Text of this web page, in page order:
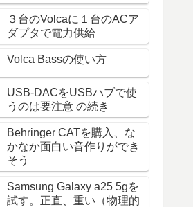
３台のVolcaに１台のACア
ダプタで電力供給
Volca Bassの使い方
USB-DACをUSBハブで使
うのは要注意 の続き
Behringer CATを購入、な
かなか面白い音作りができ
そう
Samsung Galaxy a25 5gを
試す。正直、重い（物理的